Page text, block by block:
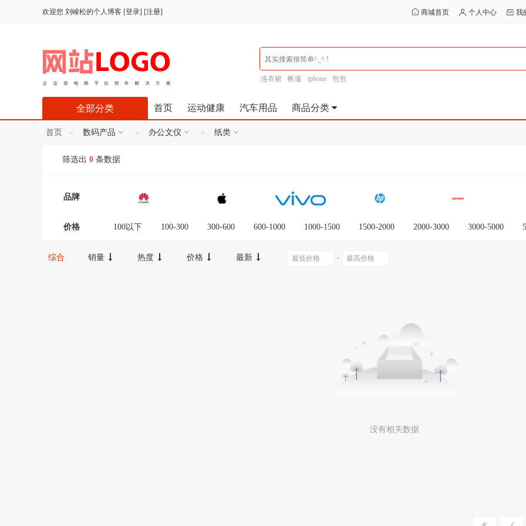
欢迎您 刘峻松的个人博客 [登录] [注册] 商城首页 个人中心 我
连衣裙 帐篷 iphone 包包
首页 运动健康 汽车用品 商品分类
全部分类
首页 数码产品 办公文仪 纸类
筛选出 0 条数据
品牌
价格 100以下 100-300 300-600 600-1000 1000-1500 1500-2000 2000-3000 3000-5000
综合 销量 热度 价格 最新 -
没有相关数据